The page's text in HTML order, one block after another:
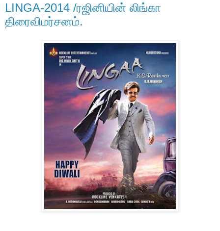
LINGA-2014 /ரஜினியின் லிங்கா
திரைவிமர்சனம்.